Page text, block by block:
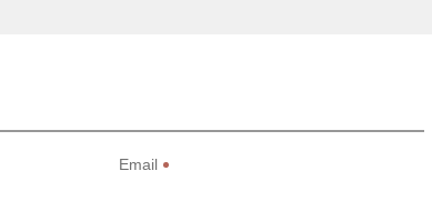
Email